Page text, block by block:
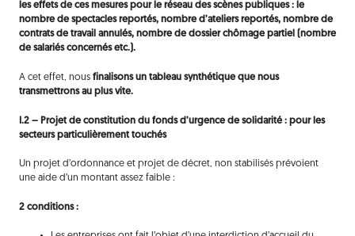
les effets de ces mesures pour le réseau des scènes publiques : le
nombre de spectacles reportés, nombre d’ateliers reportés, nombre de
contrats de travail annulés, nombre de dossier chômage partiel (nombre
de salariés concernés etc.).
A cet effet, nous finalisons un tableau synthétique que nous
transmettrons au plus vite.
I.2 – Projet de constitution du fonds d’urgence de solidarité : pour les
secteurs particulièrement touchés
Un projet d’ordonnance et projet de décret, non stabilisés prévoient
une aide d’un montant assez faible :
2 conditions :